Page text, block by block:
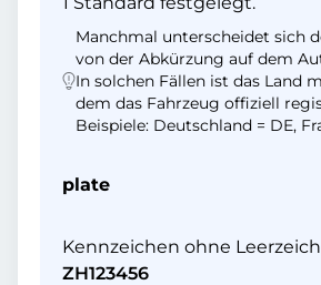
Manchmal unterscheidet sich
von der Abkürzung auf dem
In solchen Fällen ist das Land
dem das Fahrzeug offiziell
Beispiele: Deutschland = DE,
plate
Kennzeichen ohne
ZH123456